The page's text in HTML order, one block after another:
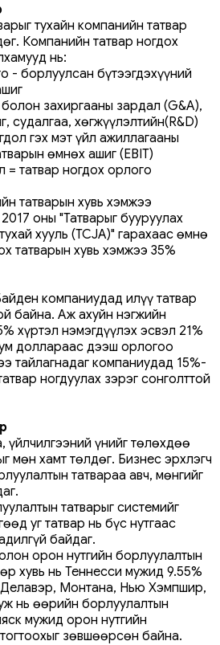
тухайн компанийн татвар
Компанийн татвар ногдох
нь:
- борлуулсан бүтээгдэхүүний
захиргааны зардал (G&A),
судалгаа, хөгжүүлэлтийн(R&D)
гэх мэт үйл ажиллагааны
өмнөх ашиг (EBIT)
= татвар ногдох орлого
татварын хувь хэмжээ
оны "Татварыг бууруулах
хууль (TCJA)" гарахаас өмнө
татварын хувь хэмжээ 35%
компаниудад илүү татвар
байна. Аж ахуйн нэгжийн
хүртэл нэмэгдүүлэх эсвэл 21%
доллараас дээш орлогоо
тайлагнадаг компаниудад 15%-
ногдуулах зэрэг сонголттой
үйлчилгээний үнийг төлөхдөө
мөн хамт төлдөг. Бизнес эрхлэгч
татвараа авч, мөнгийг
татварыг системийг
уг татвар нь бүс нутгаас
байдаг.
орон нутгийн борлуулалтын
хувь нь Теннесси мужид 9.55%
Монтана, Нью Хэмпшир,
нь өөрийн борлуулалтын
мужид орон нутгийн
зөвшөөрсөн байна.